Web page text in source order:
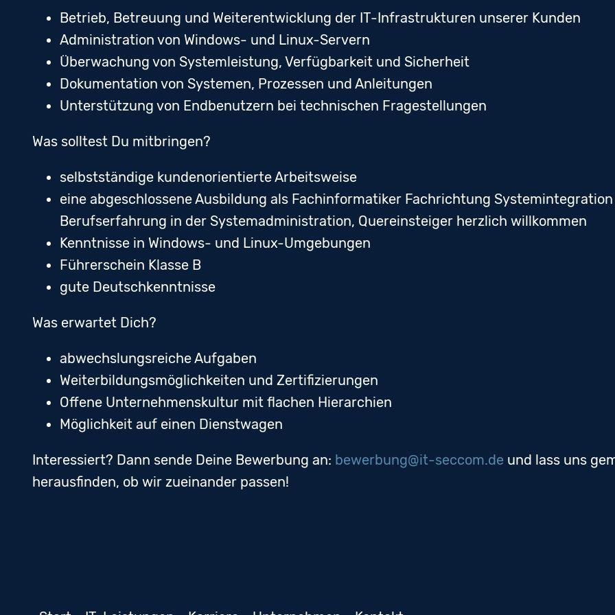
Betrieb, Betreuung und Weiterentwicklung der IT-Infrastrukturen unserer Kunden
Administration von Windows- und Linux-Servern
Überwachung von Systemleistung, Verfügbarkeit und Sicherheit
Dokumentation von Systemen, Prozessen und Anleitungen
Unterstützung von Endbenutzern bei technischen Fragestellungen
Was solltest Du mitbringen?
selbstständige kundenorientierte Arbeitsweise
eine abgeschlossene Ausbildung als Fachinformatiker Fachrichtung
Berufserfahrung in der Systemadministration, Quereinsteiger herzlich willkommen
Kenntnisse in Windows- und Linux-Umgebungen
Führerschein Klasse B
gute Deutschkenntnisse
Was erwartet Dich?
abwechslungsreiche Aufgaben
Weiterbildungsmöglichkeiten und Zertifizierungen
Offene Unternehmenskultur mit flachen Hierarchien
Möglichkeit auf einen Dienstwagen
Interessiert? Dann sende Deine Bewerbung an: bewerbung@it-seccom.de und lass uns
herausfinden, ob wir zueinander passen!